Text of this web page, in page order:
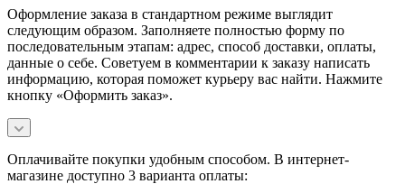
Оформление заказа в стандартном режиме выглядит
следующим образом. Заполняете полностью форму по
последовательным этапам: адрес, способ доставки, оплаты,
данные о себе. Советуем в комментарии к заказу написать
информацию, которая поможет курьеру вас найти. Нажмите
кнопку «Оформить заказ».
Оплачивайте покупки удобным способом. В интернет-
магазине доступно 3 варианта оплаты: